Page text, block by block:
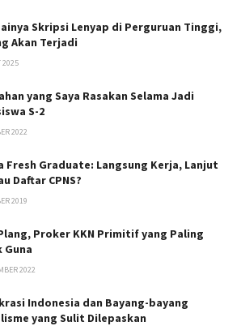
Skripsi Lenyap di Perguruan Tinggi,
Akan Terjadi
2025
yang Saya Rasakan Selama Jadi
S-2
2022
Fresh Graduate: Langsung Kerja, Lanjut
Daftar CPNS?
2019
Proker KKN Primitif yang Paling
Guna
2022
Indonesia dan Bayang-bayang
yang Sulit Dilepaskan